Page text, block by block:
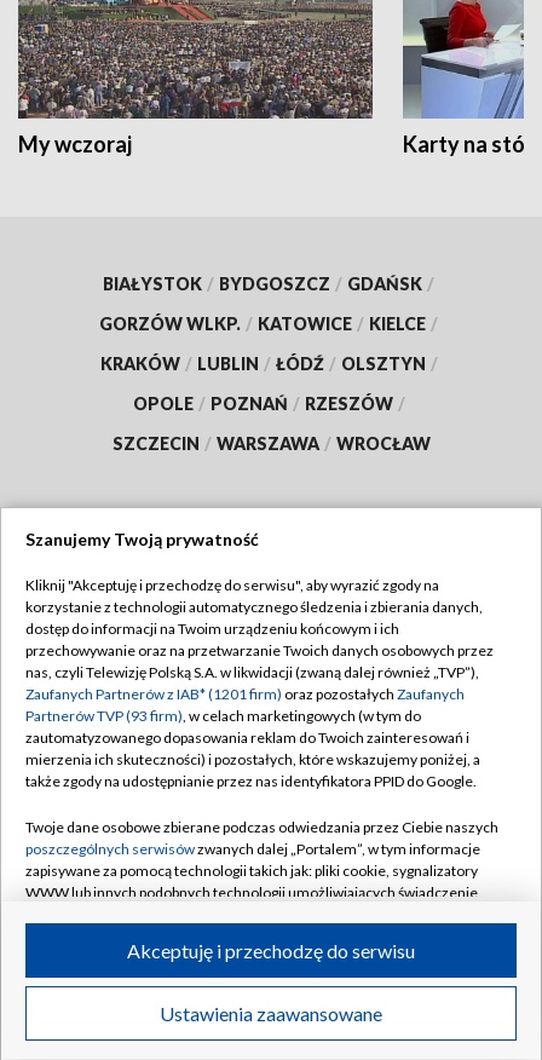
My wczoraj Karty na
BIAŁYSTOK / BYDGOSZCZ / GDAŃSK /
GORZÓW WLKP. / KATOWICE / KIELCE /
KRAKÓW / LUBLIN / ŁÓDŹ / OLSZTYN /
OPOLE / POZNAŃ / RZESZÓW /
SZCZECIN / WARSZAWA / WROCŁAW
TVP
Abonament TVP
Emisja w TVP
Centrum informacji TVP
Naziemna Telewizja Cyfrowa
Rada Programowa
System NOS
Informacje o nadawcy
Program dla prasy
Ogłoszenie przetargowe
Regulamin TVP
Polityka prywatności
Moje zgody
Pomoc
Kontakt
Kanały
©2026 Telewizja Polska S.A. w likwidacji
Szanujemy Twoją prywatność
Kliknij "Akceptuję i przechodzę do serwisu", aby wyrazić zgody na
korzystanie z technologii automatycznego śledzenia i zbierania danych,
dostęp do informacji na Twoim urządzeniu końcowym i ich
przechowywanie oraz na przetwarzanie Twoich danych osobowych przez
nas, czyli Telewizję Polską S.A. w likwidacji (zwaną dalej również „TVP”),
Zaufanych Partnerów z IAB* (1201 firm) oraz pozostałych Zaufanych
Partnerów TVP (93 firm), w celach marketingowych (w tym do
zautomatyzowanego dopasowania reklam do Twoich zainteresowań i
mierzenia ich skuteczności) i pozostałych, które wskazujemy poniżej, a
także zgody na udostępnianie przez nas identyfikatora PPID do Google.
Twoje dane osobowe zbierane podczas odwiedzania przez Ciebie naszych
poszczególnych serwisówzwanych dalej „Portalem”, w tym informacje
zapisywane za pomocą technologii takich jak: pliki cookie, sygnalizatory
WWW lub innych podobnych technologii umożliwiających świadczenie
ruchu w Internecie.
Twoje dane osobowe zbierane podczas odwiedzania przez Ciebie
poszczególnych serwisówna Portalu, takie jak adresy IP, identyfikatory
Ustawienia zaawansowane
Akceptuję i przechodzę do serwisu